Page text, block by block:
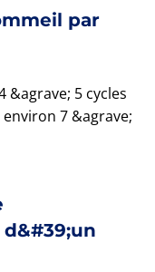
par
&agrave; 5 cycles
7 &agrave;